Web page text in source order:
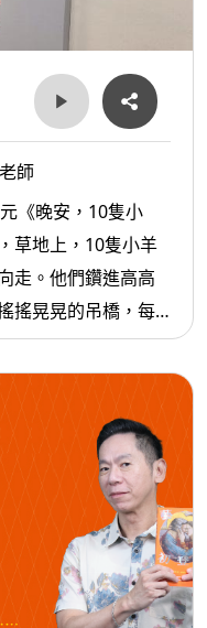
師
《晚安，10隻小
草地上，10隻小羊
走。他們鑽進高高
搖晃晃的吊橋，每
跟上了嗎？10隻小
起聆聽蔡幸珍老師
吧！ 播出時間：
:臺北廣播電台
請立刻點擊、